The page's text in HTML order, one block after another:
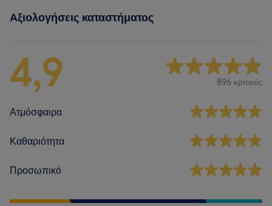
Αξιολογήσεις καταστήματος
4,9 896 κριτικές
Ατμόσφαιρα
Καθαριότητα
Προσωπικό